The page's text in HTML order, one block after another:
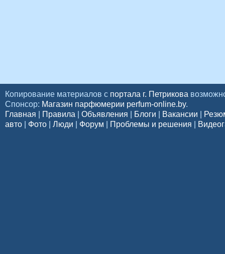
Копирование материалов с портала г. Петрикова
Спонсор: Магазин парфюмерии perfum-online.by.
Главная | Правила | Объявления | Блоги | Вакансии |
авто | Фото | Люди | Форум | Проблемы и решения |